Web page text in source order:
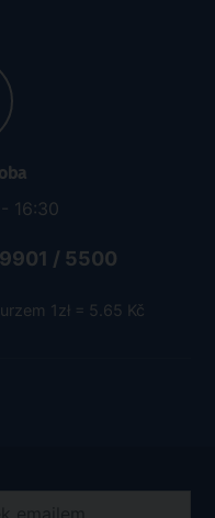
16:30
/ 5500
1zł = 5.65 Kč